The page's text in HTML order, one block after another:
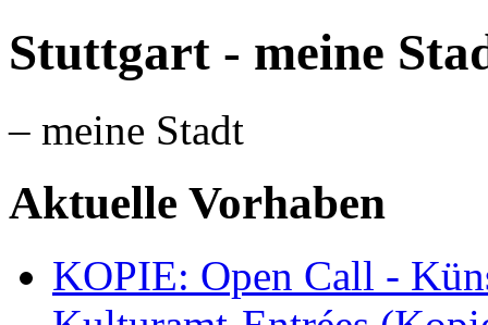
Stuttgart - meine
– meine Stadt
Aktuelle Vorhaben
KOPIE: Open Call -